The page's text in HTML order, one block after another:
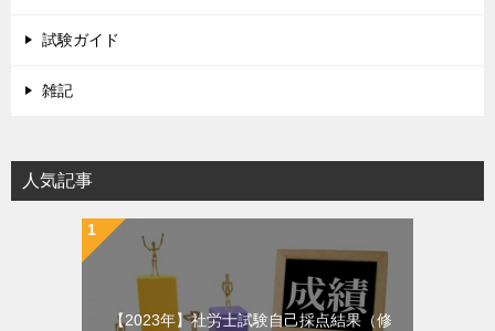
試験ガイド
雑記
人気記事
【2023年】社労士試験自己採点結果（修